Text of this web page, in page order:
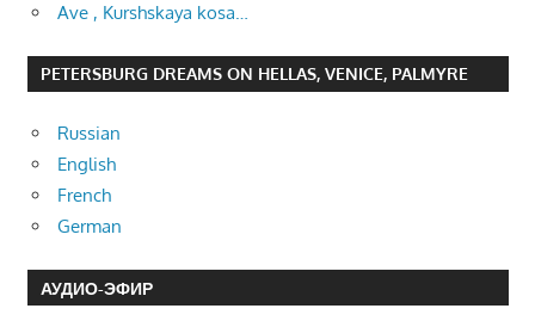
Ave , Kurshskaya kosa…
PETERSBURG DREAMS ON HELLAS, VENICE, PALMYRE
Russian
English
French
German
АУДИО-ЭФИР